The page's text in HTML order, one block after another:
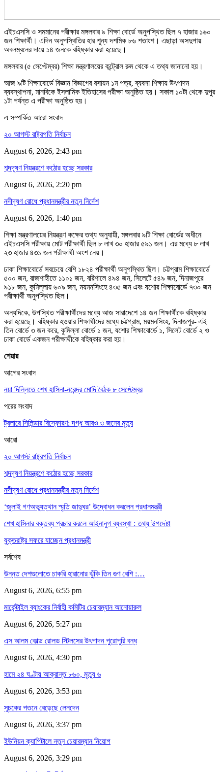
এইচএসসি ও সমমানের পরীক্ষার মঙ্গলবার ৯ শিক্ষা বোর্ডে অনুপস্থিত ছিল ৭ হাজার ১৬০
জন শিক্ষার্থী। এদিন অনুপস্থিতির হার শূন্য দশমিক ৮৬ শতাংশ। এছাড়া অসদুপায়
অবলম্বনের দায়ে ১৪ জনকে বহিষ্কার করা হয়েছে।
মঙ্গলবার (৫ সেপ্টেম্বর) শিক্ষা মন্ত্রণালয়ের কন্ট্রোল রুম থেকে এ তথ্য জানানো হয়।
আজ ৯টি শিক্ষাবোর্ডে বিজ্ঞান বিভাগের রসায়ন ১ম পত্র, ব্যবসা শিক্ষায় উৎপাদন
ব্যবস্থাপনা, মানবিকে ইসলামিক ইতিহাসের পরীক্ষা অনুষ্ঠিত হয়। সকাল ১০টা থেকে দুপুর
১টা পর্যন্ত এ পরীক্ষা অনুষ্ঠিত হয়।
এ সম্পর্কিত আরো সংবাদ
২০ আগস্ট রাষ্ট্রপতি নির্বাচন
August 6, 2026, 2:43 pm
শব্দদূষণ নিয়ন্ত্রণে কঠোর হচ্ছে সরকার
August 6, 2026, 2:20 pm
নদীদূষণ রোধে প্রধানমন্ত্রীর নতুন নির্দেশ
August 6, 2026, 1:40 pm
শিক্ষা মন্ত্রণালয়ের নিয়ন্ত্রণ কক্ষের তথ্য অনুযায়ী, মঙ্গলবার ৯টি শিক্ষা বোর্ডের অধীনে
এইচএসসি পরীক্ষায় মোট পরীক্ষার্থী ছিল ৮ লাখ ৩০ হাজার ৫৯১ জন। এর মধ্যে ৮ লাখ
২৩ হাজার ৪৩১ জন পরীক্ষার্থী অংশ নেয়।
ঢাকা শিক্ষাবোর্ডে সবচেয়ে বেশি ১৮২৪ পরীক্ষার্থী অনুপস্থিত ছিল। চট্টগ্রাম শিক্ষাবোর্ডে
৫০০ জন, রাজশাহীতে ১১০১ জন, বরিশালে ৪৯৪ জন, সিলেটে ৫৪৯ জন, দিনাজপুরে
৯১৮ জন, কুমিল্লায় ৬০৯ জন, ময়মনসিংহে ৪৩৫ জন এবং যশোর শিক্ষাবোর্ডে ৭৩০ জন
পরীক্ষার্থী অনুপস্থিত ছিল।
অন্যদিকে, উপস্থিত পরীক্ষার্থীদের মধ্যে আজ সারাদেশে ১৪ জন শিক্ষার্থীকে বহিষ্কার
করা হয়েছে। বহিষ্কার হওয়ার শিক্ষার্থীদের মধ্যে চট্টগ্রাম, ময়মনসিংহ, দিনাজপুর- এই
তিন বোর্ডে ৩ জন করে, কুমিল্লা বোর্ডে ১ জন, যশোর শিক্ষাবোর্ডে ১, সিলেট বোর্ডে ২ ও
ঢাকা বোর্ডে একজন পরীক্ষার্থীকে বহিষ্কার করা হয়।
শেয়ার
আগের সংবাদ
নয়া দিল্লিতে শেখ হাসিনা-নরেন্দ্র মোদি বৈঠক ৮ সেপ্টেম্বর
পরের সংবাদ
ট্রলারে সিলিন্ডার বিস্ফোরণ: দগ্ধ আরও ৩ জনের মৃত্যু
আরো
২০ আগস্ট রাষ্ট্রপতি নির্বাচন
শব্দদূষণ নিয়ন্ত্রণে কঠোর হচ্ছে সরকার
নদীদূষণ রোধে প্রধানমন্ত্রীর নতুন নির্দেশ
‘জুলাই গণঅভ্যুত্থান স্মৃতি জাদুঘর’ উদ্বোধন করলেন প্রধানমন্ত্রী
শেখ হাসিনার বক্তব্য প্রচার করলে আইনানুগ ব্যবস্থা : তথ্য উপদেষ্টা
যুক্তরাষ্ট্র সফরে যাচ্ছেন প্রধানমন্ত্রী
সর্বশেষ
উন্নত দেশগুলোতে চাকরি হারানোর ঝুঁকি তিন গুণ বেশি :…
August 6, 2026, 6:55 pm
মার্কেন্টাইল ব্যাংকের নির্বাহী কমিটির চেয়ারম্যান আনোয়ারুল
August 6, 2026, 5:27 pm
এস আলম কোল্ড রোলড স্টিলসের উৎপাদন পুরোপুরি বন্ধ
August 6, 2026, 4:30 pm
হামে ২৪ ঘণ্টায় আক্রান্ত ৮৬০, মৃত্যু ৬
August 6, 2026, 3:53 pm
সূচকের পতনে বেড়েছে লেনদেন
August 6, 2026, 3:37 pm
ইউনিয়ন ক্যাপিটালে নতুন চেয়ারম্যান নিয়োগ
August 6, 2026, 3:29 pm